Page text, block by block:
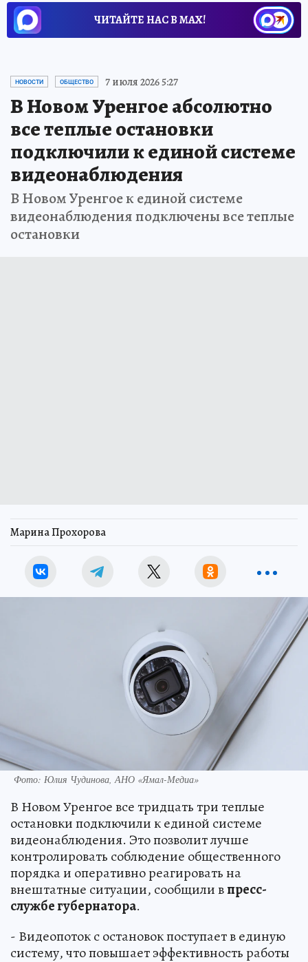
ЧИТАЙТЕ НАС В МАХ!
НОВОСТИ ОБЩЕСТВО 7 июля 2026 5:27
В Новом Уренгое абсолютно
все теплые остановки
подключили к единой системе
видеонаблюдения
В Новом Уренгое к единой системе
видеонаблюдения подключены все теплые
остановки
Марина Прохорова
Фото: Юлия Чудинова, АНО «Ямал-Медиа»
В Новом Уренгое все тридцать три теплые
остановки подключили к единой системе
видеонаблюдения. Это позволит лучше
контролировать соблюдение общественного
порядка и оперативно реагировать на
внештатные ситуации, сообщили впресс-
службе губернатора.
- Видеопоток с остановок поступает в единую
систему, что повышает эффективность работы